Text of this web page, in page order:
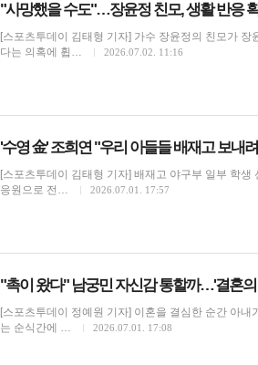
"사망했을 수도"…장윤정 친모, 생활 반응
[스포츠투데이 김태형 기자] 가수 장윤정의 친모가
다는 의혹에 휩…
2026.07.02. 11:16
'수영 金' 조희연 "우리 아들들 배재고 보내
[스포츠투데이 김태형 기자] 배재고 야구부 일부 학
응원으로 전…
2026.07.01. 17:57
"촉이 왔다" 남궁민 자신감 통할까…'결혼
[스포츠투데이 정예원 기자] 이혼을 결심한 순간 아
는 순식간에 …
2026.07.01. 17:08